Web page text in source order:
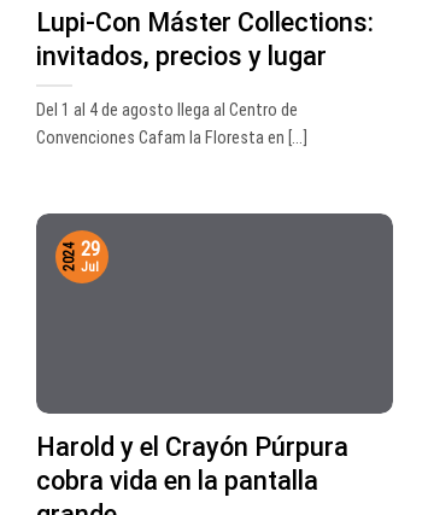
Lupi-Con Máster Collections:
invitados, precios y lugar
Del 1 al 4 de agosto llega al Centro de
Convenciones Cafam la Floresta en [...]
Harold y el Crayón Púrpura
cobra vida en la pantalla
29
Jul
2024